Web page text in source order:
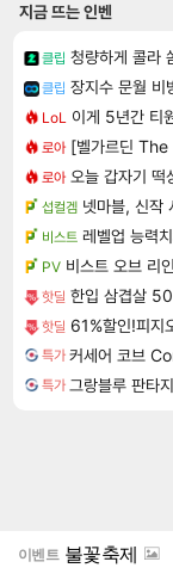
지금 뜨는 인벤
클립 청량하게 콜라
클립 장지수 문월 비
LoL 이게 5년간 티
로아 [벨가르딘
로아 오늘 갑자기 떡
섭컬겜 넷마블, 신작
비스트 레벨업 능력
PV 비스트 오브 리
핫딜 한입 삼겹살
핫딜 61%할인!피지
특가 커세어 코브
특가
이벤트 불꽃축제